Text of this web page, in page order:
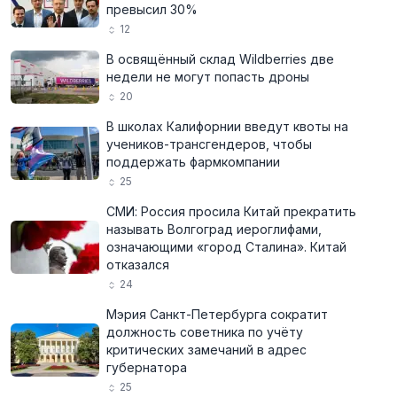
превысил 30%
12
В освящённый склад Wildberries две
недели не могут попасть дроны
20
В школах Калифорнии введут квоты на
учеников-трансгендеров, чтобы
поддержать фармкомпании
25
СМИ: Россия просила Китай прекратить
называть Волгоград иероглифами,
означающими «город Сталина». Китай
отказался
24
Мэрия Санкт-Петербурга сократит
должность советника по учёту
критических замечаний в адрес
губернатора
25